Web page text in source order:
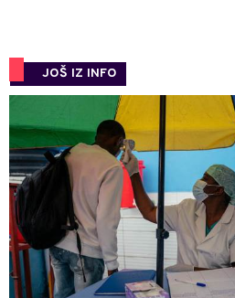
JOŠ IZ INFO